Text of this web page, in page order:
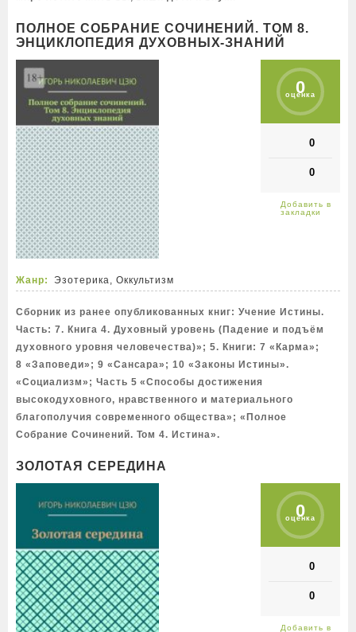
ПОЛНОЕ СОБРАНИЕ СОЧИНЕНИЙ. ТОМ 8.
ЭНЦИКЛОПЕДИЯ ДУХОВНЫХ-ЗНАНИЙ
0
оценка
0
0
Жанр: Эзотерика, Оккультизм
Сборник из ранее опубликованных книг: Учение Истины.
Часть: 7. Книга 4. Духовный уровень (Падение и подъём
духовного уровня человечества)»; 5. Книги: 7 «Карма»;
8 «Заповеди»; 9 «Сансара»; 10 «Законы Истины».
«Социализм»; Часть 5 «Способы достижения
высокодуховного, нравственного и материального
благополучия современного общества»; «Полное
Собрание Сочинений. Том 4. Истина».
ЗОЛОТАЯ СЕРЕДИНА
0
оценка
0
0